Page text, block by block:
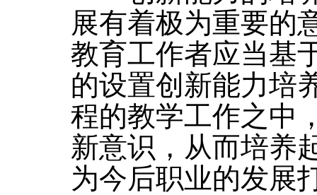
展有着极为重要的
教育工作者应当基
的设置创新能力培
程的教学工作之中
新意识，从而培养
为今后职业的发展